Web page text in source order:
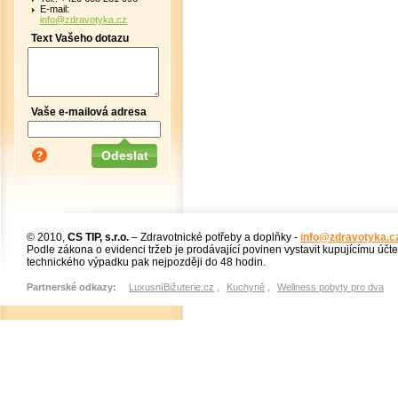
E-mail:
info@zdravotyka.cz
Text Vašeho dotazu
Vaše e-mailová adresa
© 2010, CS TIP, s.r.o. – Zdravotnické potřeby a doplňky -
Podle zákona o evidenci tržeb je prodávající povinen vystavit kupujícímu
technického výpadku pak nejpozději do 48 hodin.
Partnerské odkazy: LuxusníBižuterie.cz Kuchyně Wellness pobyty pro dva